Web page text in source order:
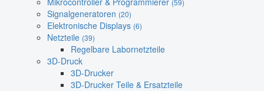
(59)
Signalgeneratoren (20)
Elektronische Displays (6)
Netzteile (39)
Regelbare Labornetzteile
3D-Druck
3D-Drucker
3D-Drucker Teile & Ersatzteile